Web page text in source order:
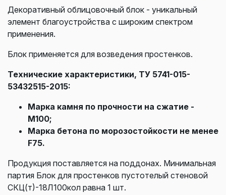
Декоративный облицовочный блок - уникальный
элемент благоустройства с широким спектром
применения.
Блок применяется для возведения простенков.
Технические характеристики, ТУ 5741-015-
53432515-2015:
Марка камня по прочности на сжатие -
М100;
Марка бетона по морозостойкости не менее
F75.
Продукция поставляется на поддонах. Минимальная
партия Блок для простенков пустотелый стеновой
СКЦ(т)-18Л100кол равна 1 шт.